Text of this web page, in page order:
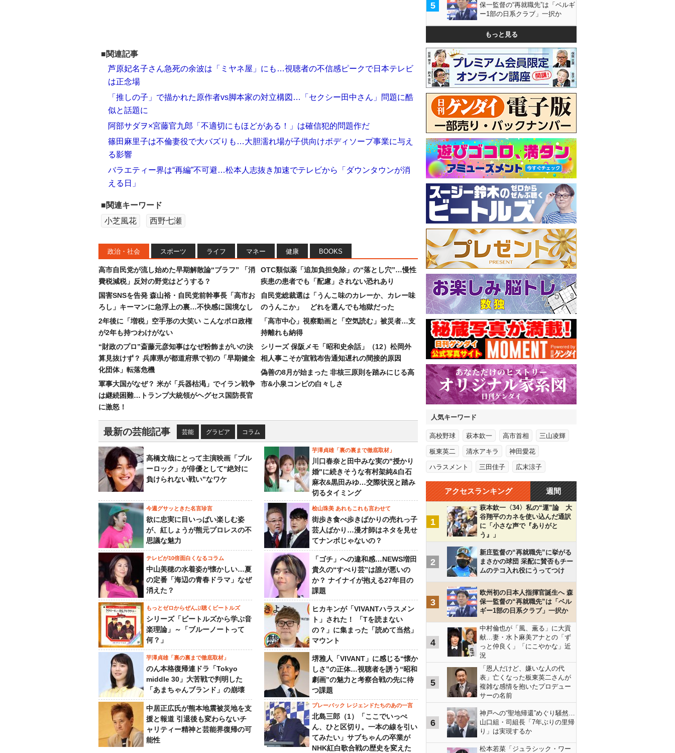
■関連記事
芦原妃名子さん急死の余波は「ミヤネ屋」にも…視聴者の不信感ピークで日本テレビ
は正念場
「推しの子」で描かれた原作者vs脚本家の対立構図…「セクシー田中さん」問題に酷
似と話題に
阿部サダヲ×宮藤官九郎「不適切にもほどがある！」は確信犯的問題作だ
篠田麻里子は不倫妻役で大バズりも…大胆濡れ場が子供向けボディソープ事業に与え
る影響
バラエティー界は“再編”不可避…松本人志抜き加速でテレビから「ダウンタウンが消
える日」
■関連キーワード
小芝風花
西野七瀬
政治・社会 スポーツ ライフ マネー 健康 BOOKS
高市自民党が流し始めた早期解散論“ブラフ” 「消
費税減税」反対の野党はどうする？
国害SNSを告発 森山裕・自民党前幹事長「高市お
ろし」キーマンに急浮上の裏…不快感に国境なし
2年後に「増税」空手形の大笑い こんなボロ政権
が2年も持つわけがない
“財政のプロ”斎藤元彦知事はなぜ粉飾まがいの決
算見抜けず？ 兵庫県が都道府県で初の「早期健全
化団体」転落危機
軍事大国がなぜ？ 米が「兵器枯渇」でイラン戦争
は継続困難…トランプ大統領がヘグセス国防長官
に激怒！
OTC類似薬「追加負担免除」の“落とし穴”…慢性
疾患の患者でも「配慮」されない恐れあり
自民党総裁選は「うんこ味のカレーか、カレー味
のうんこか」 どれを選んでも地獄だった
「高市中心」視察動画と「空気読む」被災者…支
持離れも納得
シリーズ 保阪メモ「昭和史余話」（12）松岡外
相人事こそが宣戦布告通知遅れの間接的原因
偽善の8月が始まった 非核三原則を踏みにじる高
市&小泉コンビの白々しさ
最新の芸能記事 芸能 グラビア コラム
高橋文哉にとって主演映画「ブル
ーロック」が俳優として“絶対に
負けられない戦い”なワケ
芋澤貞雄「裏の裏まで徹底取材」
川口春奈と田中みな実の"授かり
婚"に続きそうな有村架純&白石
麻衣&黒田みゆ…交際状況と踏み
切るタイミング
今週グサッときた名言珍言
欲に忠実に目いっぱい楽しむ姿
が、紅しょうが熊元プロレスの不
思議な魅力
桧山珠美 あれもこれも言わせて
街歩き食べ歩きばかりの売れっ子
芸人ばかり…漫才師はネタを見せ
てナンボじゃないの？
テレビが10倍面白くなるコラム
中山美穂の水着姿が懐かしい…夏
の定番「海辺の青春ドラマ」なぜ
消えた？
「ゴチ」への違和感…NEWS増田
貴久の“すべり芸”は誰が悪いの
か？ ナイナイが抱える27年目の
課題
もっとゼロからぜんぶ聴くビートルズ
シリーズ「ビートルズから学ぶ音
楽理論」～「ブルーノートって
何？」
ヒカキンが「VIVANTハラスメン
ト」された！ 「Tを読まない
の？」に集まった「読めて当然」
マウント
芋澤貞雄「裏の裏まで徹底取材」
のん本格復帰連ドラ「Tokyo
middle 30」大苦戦で判明した
「あまちゃんブランド」の崩壊
堺雅人「VIVANT」に感じる“懐か
しさ”の正体…視聴者を誘う“昭和
劇画”の魅力と考察合戦の先に待
つ課題
中居正広氏が熊本地震被災地を支
援と報道 引退後も変わらないチ
ャリティー精神と芸能界復帰の可
能性
プレーバック レジェンドたちのあの一言
北島三郎（1）「ここでいっぺ
ん、ひと区切り。一本の線を引い
てみたい」サブちゃんの卒業が
NHK紅白歌合戦の歴史を変えた
5
保一監督の“再就職先”は「ベルギ
ー1部の日系クラブ」一択か
もっと見る
人気キーワード
高校野球 萩本欽一 高市首相 三山凌輝
板東英二 清水アキラ 神田愛花
ハラスメント 三田佳子 広末涼子
アクセスランキング 週間
1
萩本欽一〈34〉私の“運”論 大
谷翔平のカネを使い込んだ通訳
に「小さな声で『ありがと
う』」
2
新庄監督の“再就職先”に挙がる
まさかの球団 采配に賛否もチー
ムのテコ入れ役にうってつけ
3
欧州初の日本人指揮官誕生へ 森
保一監督の“再就職先”は「ベル
ギー1部の日系クラブ」一択か
4
中村倫也が「風、薫る」に大貢
献…妻・水卜麻美アナとの「ず
っと仲良く」「にこやかな」近
況
5
「恩人だけど、嫌いな人の代
表」亡くなった板東英二さんが
複雑な感情を抱いたプロデュー
サーの名前
6
神戸への“聖地帰還”めぐり騒然…
山口組・司組長「7年ぶりの里帰
り」は実現するか
松本若菜「ジュラシック・ワー